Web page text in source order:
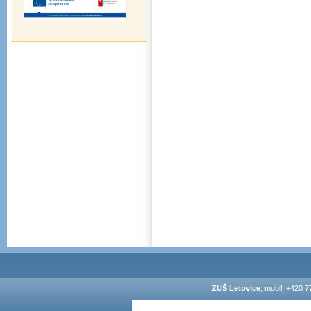
ZUŠ Letovice, mobil: +420